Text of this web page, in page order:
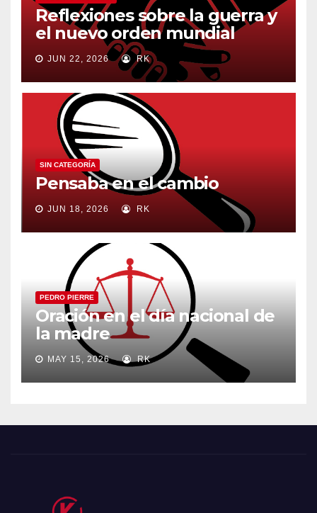
Reflexiones sobre la guerra y
el nuevo orden mundial
JUN 22, 2026 RK
SIN CATEGORÍA
Pensaba en el cambio
JUN 18, 2026 RK
PEDRO PIERRE
Oración en el día nacional de
la madre
MAY 15, 2026 RK